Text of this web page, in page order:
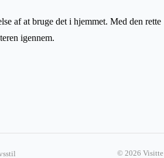
af at bruge det i hjemmet. Med den rette
igennem.
© 2026 Visitte